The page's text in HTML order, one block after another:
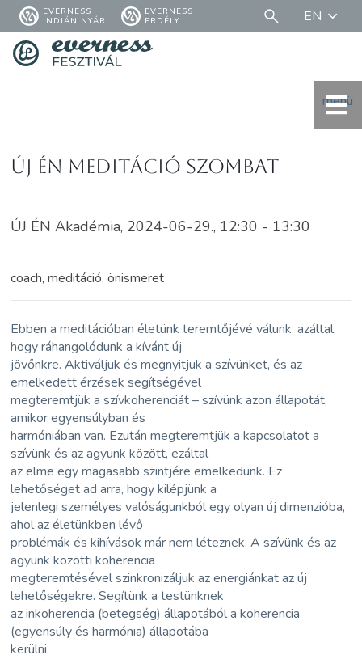
EVERNESS
INDIÁN NYÁR
EVERNESS
ERDÉLY
EN
menü
Új Én Meditáció Szombat
ÚJ ÉN Akadémia, 2024-06-29., 12:30 - 13:30
coach, meditáció, önismeret
Ebben a meditációban életünk teremtőjévé válunk, azáltal,
hogy ráhangolódunk a kívánt új
jövőnkre. Aktiváljuk és megnyitjuk a szívünket, és az
emelkedett érzések segítségével
megteremtjük a szívkoherenciát – szívünk azon állapotát,
amikor egyensúlyban és
harmóniában van. Ezután megteremtjük a kapcsolatot a
szívünk és az agyunk között, ezáltal
az elme egy magasabb szintjére emelkedünk. Ez
lehetőséget ad arra, hogy kilépjünk a
jelenlegi személyes valóságunkból egy olyan új dimenzióba,
ahol az életünkben lévő
problémák és kihívások már nem léteznek. A szívünk és az
agyunk közötti koherencia
megteremtésével szinkronizáljuk az energiánkat az új
lehetőségekre. Segítünk a testünknek
az inkoherencia (betegség) állapotából a koherencia
(egyensúly és harmónia) állapotába
kerülni.